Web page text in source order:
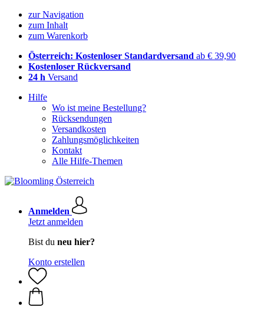
zur Navigation
zum Inhalt
zum Warenkorb
Österreich: Kostenloser Standardversand ab € 39,90
Kostenloser Rückversand
24 h Versand
Hilfe
Wo ist meine Bestellung?
Rücksendungen
Versandkosten
Zahlungsmöglichkeiten
Kontakt
Alle Hilfe-Themen
Anmelden
Jetzt anmelden
Bist du neu hier?
Konto erstellen